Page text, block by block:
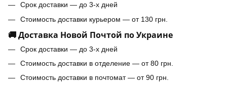
Срок доставки — до 3-х дней
Стоимость доставки курьером — от 130 грн.
🚚 Доставка Новой Почтой по Украине
Срок доставки — до 3-х дней
Стоимость доставки в отделение — от 80 грн.
Стоимость доставки в почтомат — от 90 грн.